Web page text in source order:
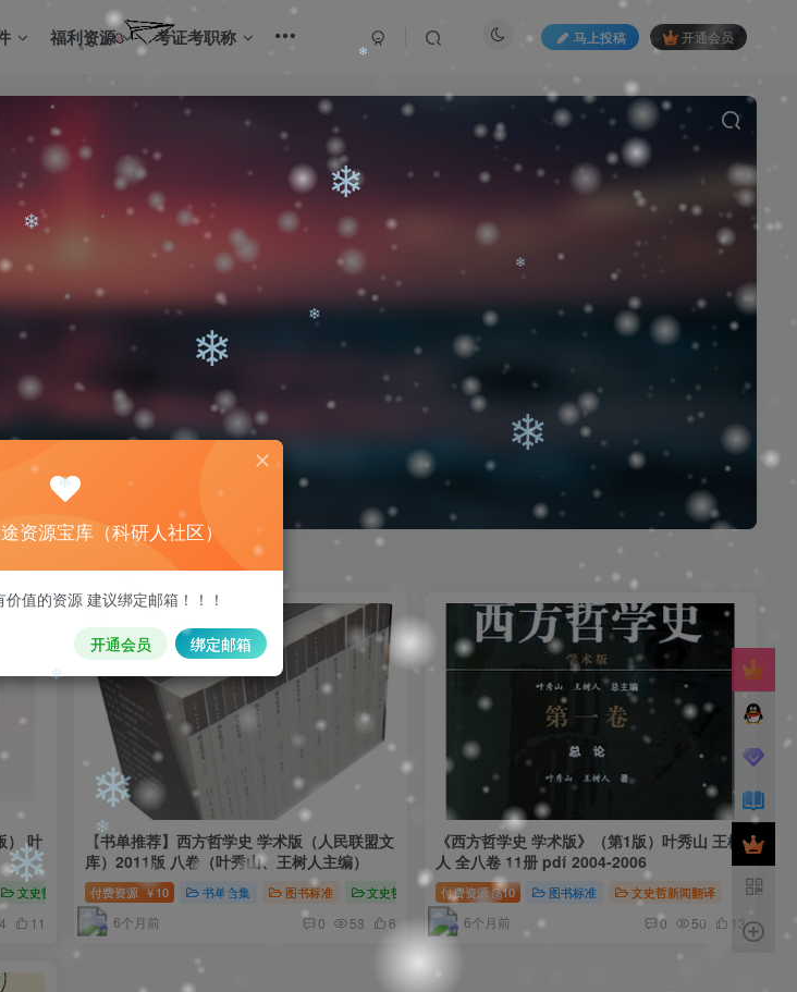
福利资源 考证考职称 马上投稿 开通会员
） 叶
文史哲新闻翻译
11
【书单推荐】西方哲学史 学术版（人民联盟文
库）2011版 八卷（叶秀山、王树人主编）
付费资源 ￥10 书单合集 图书标准 文史哲新闻翻译
6个月前 0 58 6
《西方哲学史 学术版》（第1版）叶秀山 王树
人 全八卷 11册 pdf 2004-2006
付费资源 10 图书标准 文史哲新闻翻译
6个月前 0 50 13
资源宝库（科研人社区）
值的资源 建议绑定邮箱！！！
开通会员 绑定邮箱
❄
❄
❄
❄
❄
❄
❄
❄
❄